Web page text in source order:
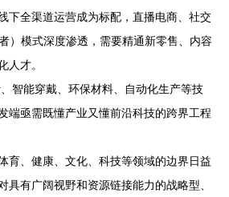
下全渠道运营成为标配，直播电商、社交
）模式深度渗透，需要精通新零售、内容
人才。
、智能穿戴、环保材料、自动化生产等技
端亟需既懂产业又懂前沿科技的跨界工程
育、健康、文化、科技等领域的边界日益
具有广阔视野和资源链接能力的战略型、